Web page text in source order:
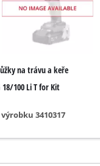
na trávu a keře
18/100 Li T for Kit
3410317